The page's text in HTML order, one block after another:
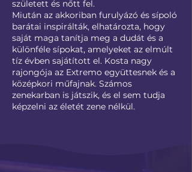
született és nőtt fel.
Miután az akkoriban furulyázó és sípoló
barátai inspirálták, elhatározta, hogy
saját maga tanítja meg a dudát és a
különféle sípokat, amelyeket az elmúlt
tíz évben sajátított el. Kosta nagy
rajongója az Extremo együttesnek és a
középkori műfajnak. Számos
zenekarban is játszik, és el sem tudja
képzelni az életét zene nélkül.